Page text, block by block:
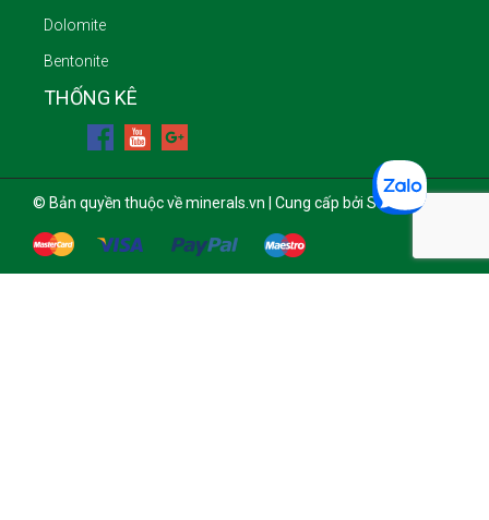
Dolomite
Bentonite
THỐNG KÊ
© Bản quyền thuộc về minerals.vn | Cung cấp bởi Sapo